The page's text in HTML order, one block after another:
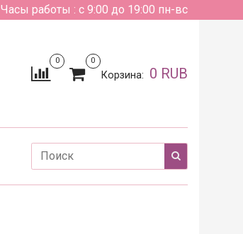
Часы работы : с 9:00 до 19:00 пн-вс
0 0
Корзина: 0 RUB